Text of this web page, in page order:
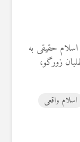
حقیقی به
زورگو،
اسلام واقعی